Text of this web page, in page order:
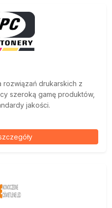
rozwiązań drukarskich z
szeroką gamę produktów,
jakości.